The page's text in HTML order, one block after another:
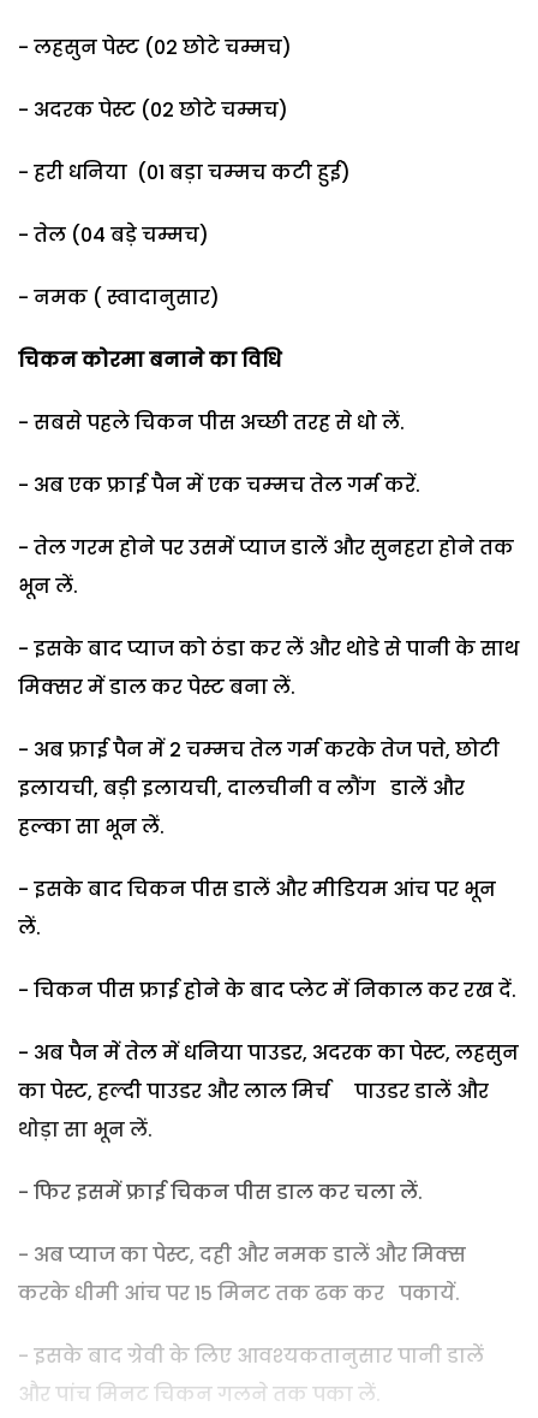
- लहसुन पेस्ट (02 छोटे चम्मच)
- अदरक पेस्ट (02 छोटे चम्मच)
- हरी धनिया (01 बड़ा चम्‍मच कटी हुई)
- तेल (04 बड़े चम्मच)
- नमक ( स्वादानुसार)
चिकन कोरमा बनाने का विधि
- सबसे पहले चिकन पीस अच्छी तरह से धो लें.
- अब एक फ्राई पैन में एक चम्‍मच तेल गर्म करें.
- तेल गरम होने पर उसमें प्याज डालें और सुनहरा होने तक
भून लें.
- इसके बाद प्याज को ठंडा कर लें और थोडे से पानी के साथ
मिक्सर में डाल कर पेस्ट बना लें.
- अब फ्राई पैन में 2 चम्‍मच तेल गर्म करके तेज पत्ते, छोटी
इलायची, बड़ी इलायची, दालचीनी व लौंग डालें और
हल्‍का सा भून लें.
- इसके बाद चिकन पीस डालें और मीडियम आंच पर भून
लें.
- चिकन पीस फ्राई होने के बाद प्लेट में निकाल कर रख दें.
- अब पैन में तेल में धनिया पाउडर, अदरक का पेस्‍ट, लहसुन
का पेस्ट, हल्दी पाउडर और लाल मिर्च पाउडर डालें और
थोड़ा सा भून लें.
- फिर इसमें फ्राई चिकन पीस डाल कर चला लें.
- अब प्याज का पेस्ट, दही और नमक डालें और मिक्‍स
करके धीमी आंच पर 15 मिनट तक ढक कर पकायें.
- इसके बाद ग्रेवी के लिए आवश्‍यकतानुसार पानी डालें
और पांच मिनट चिकन गलने तक पका लें.